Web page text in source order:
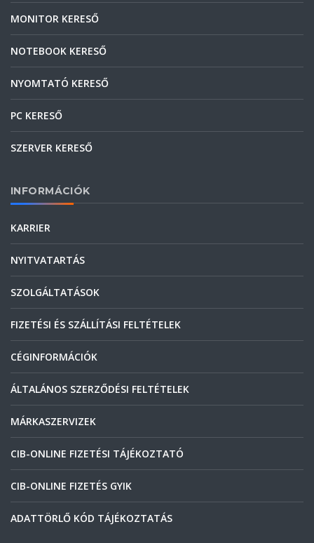
MONITOR KERESŐ
NOTEBOOK KERESŐ
NYOMTATÓ KERESŐ
PC KERESŐ
SZERVER KERESŐ
INFORMÁCIÓK
KARRIER
NYITVATARTÁS
SZOLGÁLTATÁSOK
FIZETÉSI ÉS SZÁLLÍTÁSI FELTÉTELEK
CÉGINFORMÁCIÓK
ÁLTALÁNOS SZERZŐDÉSI FELTÉTELEK
MÁRKASZERVIZEK
CIB-ONLINE FIZETÉSI TÁJÉKOZTATÓ
CIB-ONLINE FIZETÉS GYIK
ADATTÖRLŐ KÓD TÁJÉKOZTATÁS